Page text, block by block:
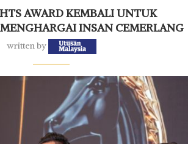
AWARD KEMBALI UNTUK
INSAN CEMERLANG
written by